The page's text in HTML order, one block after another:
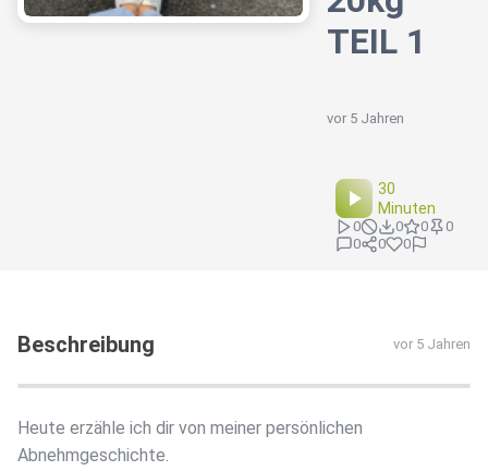
TEIL 1
vor 5 Jahren
30
Minuten
0 0 0
0
0
0 0
Beschreibung vor 5 Jahren
Heute erzähle ich dir von meiner persönlichen
Abnehmgeschichte.